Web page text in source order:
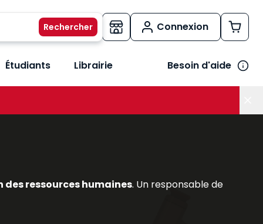
Connexion
métiers
le sous-menu Vos besoins
Étudiants Librairie Besoin d'aide
des ressources humaines. Un responsable de